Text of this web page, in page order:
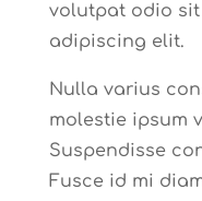
volutpat odio
adipiscing elit.
Nulla varius
molestie ipsum
Suspendisse
Fusce id mi